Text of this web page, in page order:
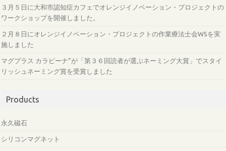
３月５日に大和市認知症カフェでオレンジイノベーション・プロジェクトの
ワークショップを開催しました。
２月８日にオレンジイノベーション・プロジェクトの作業療法士会WSを実
施しました
マグプラス カラビーナ”が「第３６回読者が選ぶネーミング大賞」でスタイ
リッシュネーミング賞を受賞しました
Products
永久磁石
シリコンマグネット